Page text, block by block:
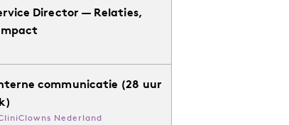
Director — Relaties,
communicatie (28 uur
Nederland